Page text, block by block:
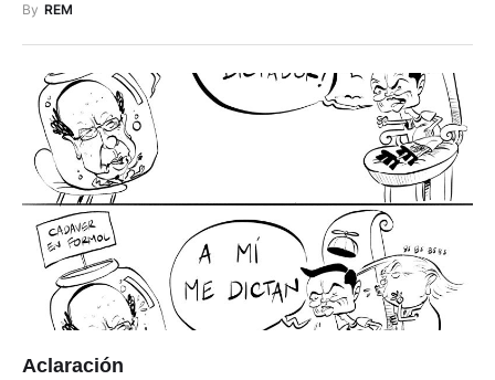
By REM
Aclaración